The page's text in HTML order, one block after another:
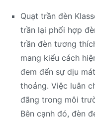
Quạt trần đèn
trần lại phối hợp
trần đèn tương
mang kiểu cách
đem đến sự dịu
thoảng. Việc luân
đãng trong môi
Bên cạnh đó, đèn